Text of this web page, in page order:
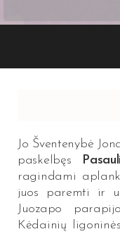
Jo Šventenybė
paskelbęs
ragindami
juos paremti ir
Juozapo
Kėdainių